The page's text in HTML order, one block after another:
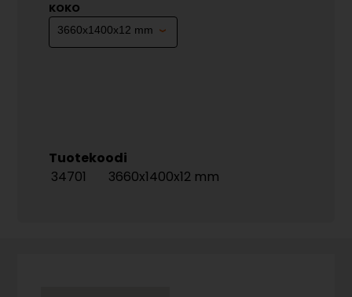
KOKO
Tuotekoodi
34701
3660x1400x12 mm